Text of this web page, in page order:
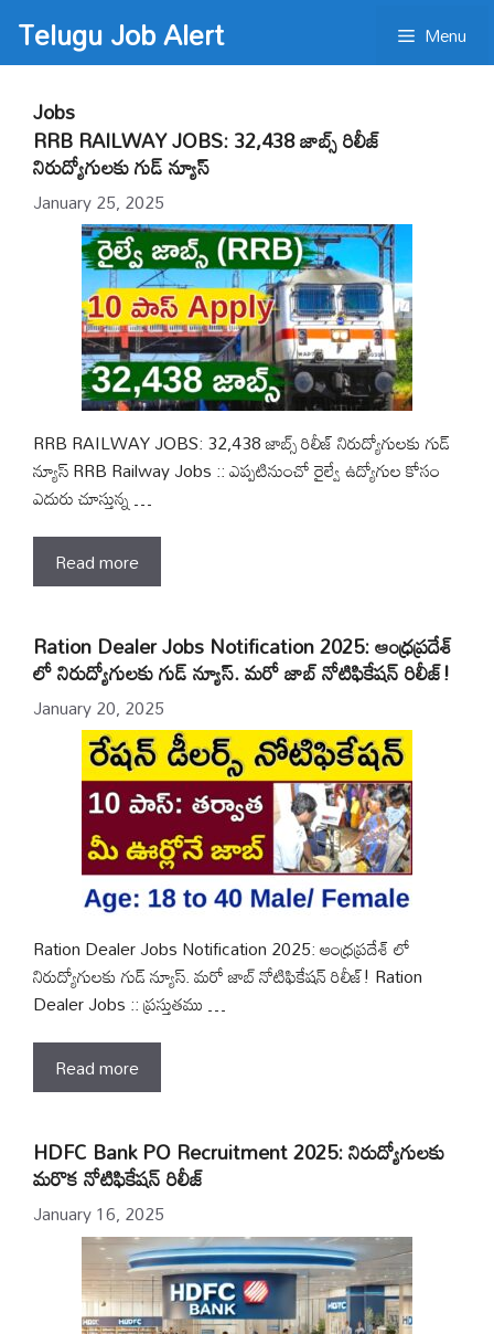
content
Telugu Job Alert Menu
Jobs
RRB RAILWAY JOBS: 32,438 జాబ్స్ రిలీజ్
నిరుద్యోగులకు గుడ్ న్యూస్
January 25, 2025
RRB RAILWAY JOBS: 32,438 జాబ్స్ రిలీజ్ నిరుద్యోగులకు గుడ్
న్యూస్ RRB Railway Jobs :: ఎప్పటినుంచో రైల్వే ఉద్యోగుల కోసం
ఎదురు చూస్తున్న …
Read more
Ration Dealer Jobs Notification 2025: ఆంధ్రప్రదేశ్
లో నిరుద్యోగులకు గుడ్ న్యూస్. మరో జాబ్ నోటిఫికేషన్ రిలీజ్!
January 20, 2025
Ration Dealer Jobs Notification 2025: ఆంధ్రప్రదేశ్ లో
నిరుద్యోగులకు గుడ్ న్యూస్. మరో జాబ్ నోటిఫికేషన్ రిలీజ్! Ration
Dealer Jobs :: ప్రస్తుతము …
Read more
HDFC Bank PO Recruitment 2025: నిరుద్యోగులకు
మరొక నోటిఫికేషన్ రిలీజ్
January 16, 2025